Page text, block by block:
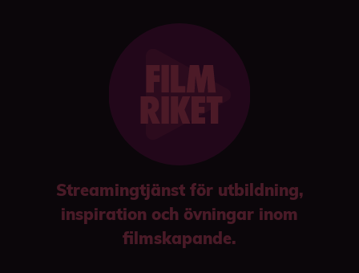
Streamingtjänst för utbildning,
inspiration och övningar inom
filmskapande.